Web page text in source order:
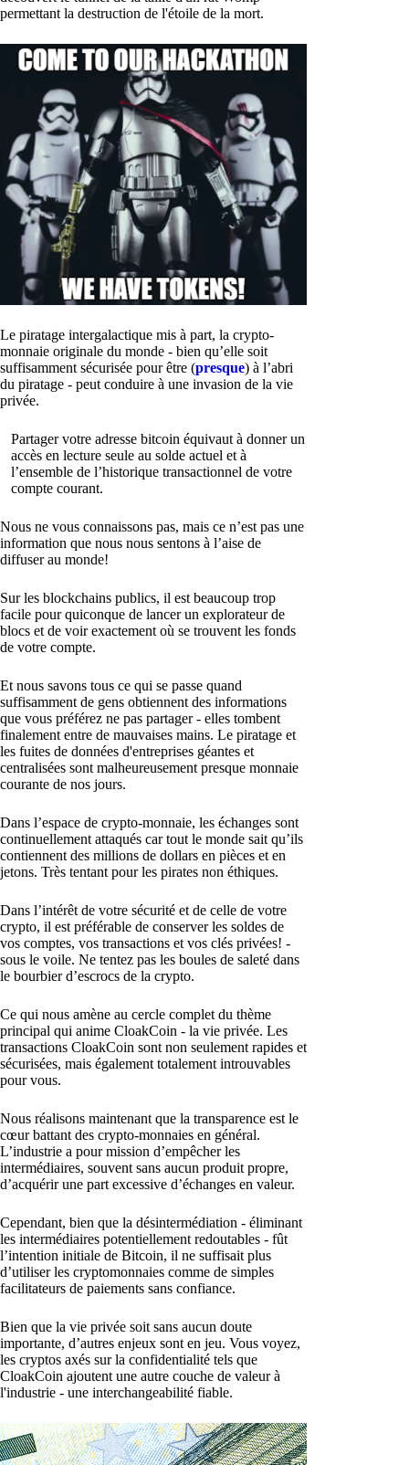
permettant la destruction de l'étoile de la mort.
Le piratage intergalactique mis à part, la crypto-
monnaie originale du monde - bien qu’elle soit
suffisamment sécurisée pour être (presque) à l’abri
du piratage - peut conduire à une invasion de la vie
privée.
Partager votre adresse bitcoin équivaut à donner un
accès en lecture seule au solde actuel et à
l’ensemble de l’historique transactionnel de votre
compte courant.
Nous ne vous connaissons pas, mais ce n’est pas une
information que nous nous sentons à l’aise de
diffuser au monde!
Sur les blockchains publics, il est beaucoup trop
facile pour quiconque de lancer un explorateur de
blocs et de voir exactement où se trouvent les fonds
de votre compte.
Et nous savons tous ce qui se passe quand
suffisamment de gens obtiennent des informations
que vous préférez ne pas partager - elles tombent
finalement entre de mauvaises mains. Le piratage et
les fuites de données d'entreprises géantes et
centralisées sont malheureusement presque monnaie
courante de nos jours.
Dans l’espace de crypto-monnaie, les échanges sont
continuellement attaqués car tout le monde sait qu’ils
contiennent des millions de dollars en pièces et en
jetons. Très tentant pour les pirates non éthiques.
Dans l’intérêt de votre sécurité et de celle de votre
crypto, il est préférable de conserver les soldes de
vos comptes, vos transactions et vos clés privées! -
sous le voile. Ne tentez pas les boules de saleté dans
le bourbier d’escrocs de la crypto.
Ce qui nous amène au cercle complet du thème
principal qui anime CloakCoin - la vie privée. Les
transactions CloakCoin sont non seulement rapides et
sécurisées, mais également totalement introuvables
pour vous.
Nous réalisons maintenant que la transparence est le
cœur battant des crypto-monnaies en général.
L’industrie a pour mission d’empêcher les
intermédiaires, souvent sans aucun produit propre,
d’acquérir une part excessive d’échanges en valeur.
Cependant, bien que la désintermédiation - éliminant
les intermédiaires potentiellement redoutables - fût
l’intention initiale de Bitcoin, il ne suffisait plus
d’utiliser les cryptomonnaies comme de simples
facilitateurs de paiements sans confiance.
Bien que la vie privée soit sans aucun doute
importante, d’autres enjeux sont en jeu. Vous voyez,
les cryptos axés sur la confidentialité tels que
CloakCoin ajoutent une autre couche de valeur à
l'industrie - une interchangeabilité fiable.